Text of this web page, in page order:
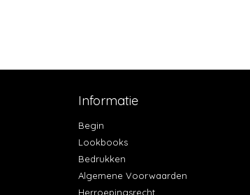
Informatie
Begin
Lookbooks
Bedrukken
Algemene Voorwaarden
Herroepingsrecht